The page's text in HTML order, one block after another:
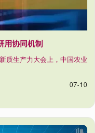
用协同机制
质生产力大会上，中国农业
07-10